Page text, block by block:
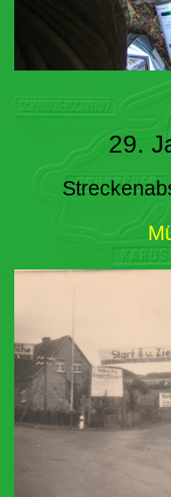
29.